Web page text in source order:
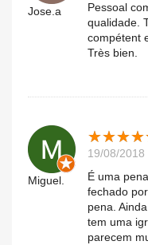
Jose.a
Pessoal
qualidade.
compétent
Très bien.
Miguel.
★★★★
★★★★
19/08/2018
É uma
fechado
pena.
tem uma
parecem